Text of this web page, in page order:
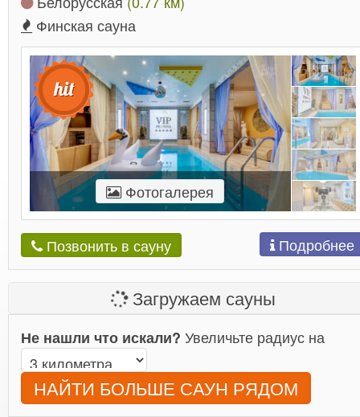
Финская сауна
Фотогалерея
Позвонить в сауну Подробнее
Загружаем сауны
Не нашли что искали? Увеличьте радиус на
НАЙТИ БОЛЬШЕ САУН РЯДОМ